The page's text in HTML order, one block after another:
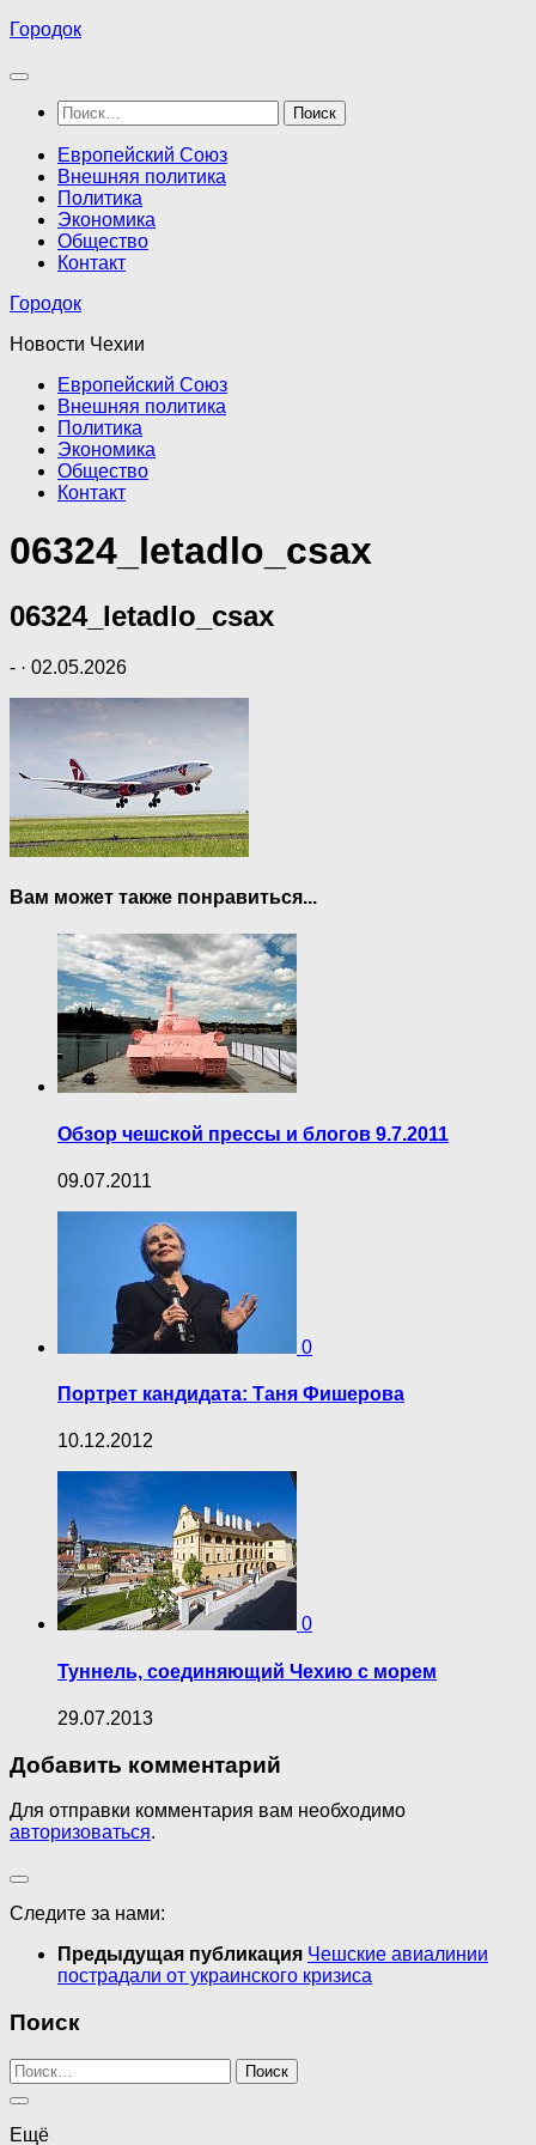
Перейти
содержимому
Городок
Найти:
Европейский Союз
Внешняя политика
Политика
Экономика
Общество
Контакт
Городок
Новости Чехии
Европейский Союз
Внешняя политика
Политика
Экономика
Общество
Контакт
06324_letadlo_csax
06324_letadlo_csax
- · 02.05.2026
Вам может также понравиться...
Обзор чешской прессы и блогов 9.7.2011
09.07.2011
0
Портрет кандидата: Таня Фишерова
10.12.2012
0
Туннель, соединяющий Чехию с морем
29.07.2013
Добавить комментарий
Для отправки комментария вам необходимо
авторизоваться.
Следите за нами:
Предыдущая публикация Чешские авиалинии
пострадали от украинского кризиса
Поиск
Найти:
Ещё